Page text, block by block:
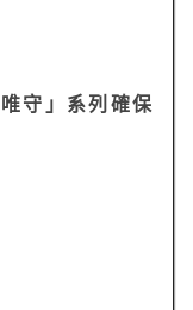
守」系列確保